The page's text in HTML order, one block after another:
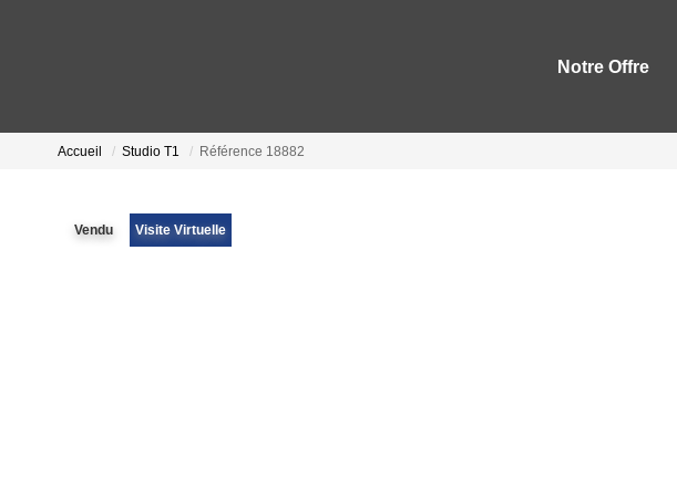
Notre Offre
Accueil Studio T1 Référence 18882
Vendu Visite Virtuelle